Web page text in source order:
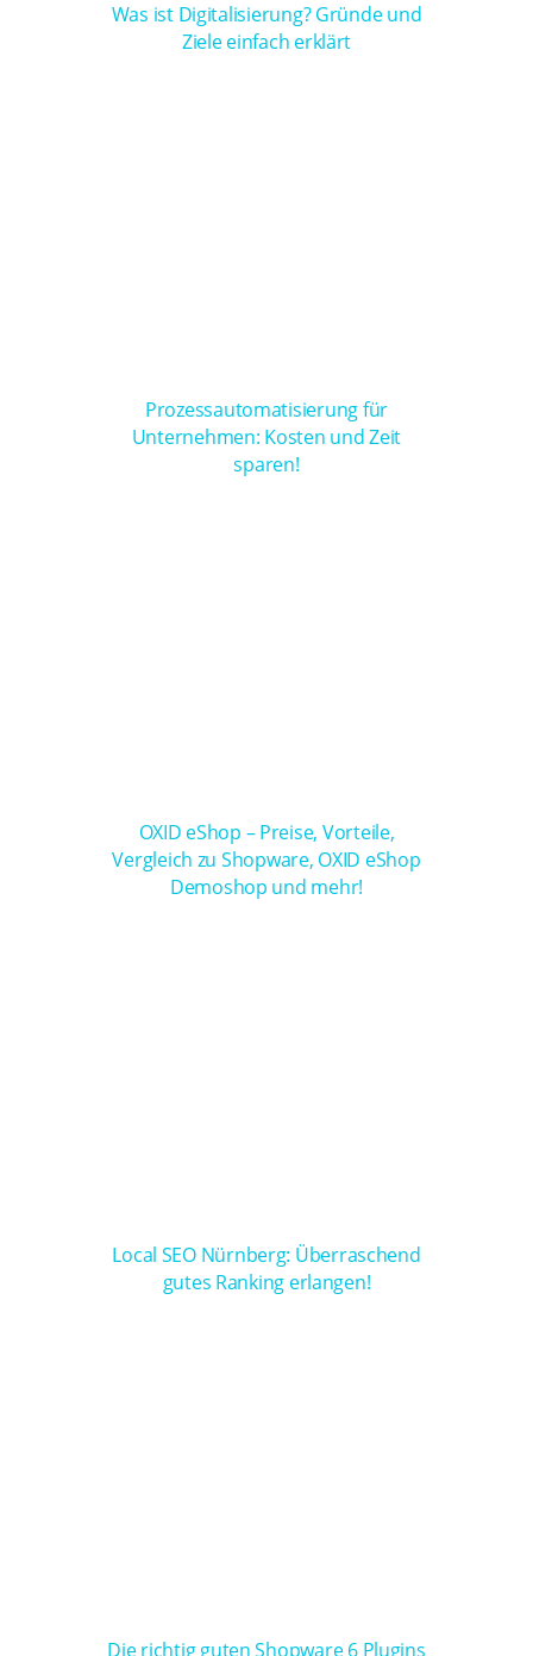
Was ist Digitalisierung? Gründe und
Ziele einfach erklärt
Prozessautomatisierung für
Unternehmen: Kosten und Zeit
sparen!
OXID eShop – Preise, Vorteile,
Vergleich zu Shopware, OXID eShop
Demoshop und mehr!
Local SEO Nürnberg: Überraschend
gutes Ranking erlangen!
Die richtig guten Shopware 6 Plugins